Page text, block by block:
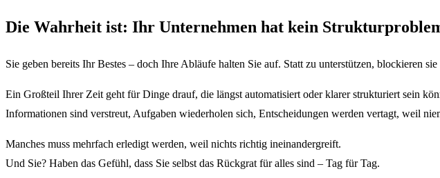
Die Wahrheit ist: Ihr Unternehmen hat kein
Sie geben bereits Ihr Bestes – doch Ihre Abläufe halten Sie auf. Statt zu unterstützen, blockieren sie
Ein Großteil Ihrer Zeit geht für Dinge drauf, die längst automatisiert oder klarer strukturiert sein
Informationen sind verstreut, Aufgaben wiederholen sich, Entscheidungen werden vertagt, weil
Manches muss mehrfach erledigt werden, weil nichts richtig ineinandergreift.
Und Sie? Haben das Gefühl, dass Sie selbst das Rückgrat für alles sind – Tag für Tag.